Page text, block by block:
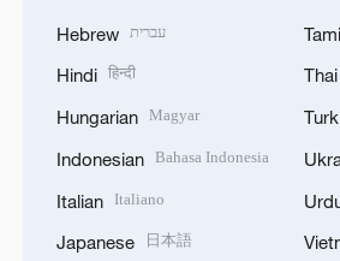
Hebrew עברית
Hindi हिन्दी
Hungarian Magyar
Indonesian Bahasa Indonesia
Italian Italiano
Japanese 日本語
Thai